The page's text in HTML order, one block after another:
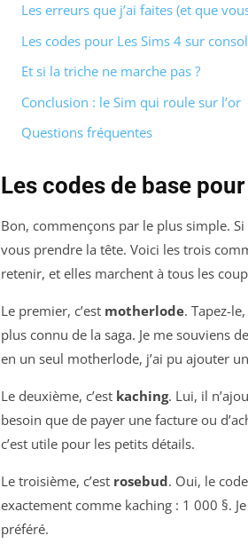
Les erreurs que j’ai faites (et que
Les codes pour Les Sims 4 sur
Et si la triche ne marche pas ?
Conclusion : le Sim qui roule sur l’or
Questions fréquentes
Les codes de base
Bon, commençons par le plus simple.
vous prendre la tête. Voici les trois
retenir, et elles marchent à tous les
Le premier, c’est motherlode. Tapez-
plus connu de la saga. Je me souviens
en un seul motherlode, j’ai pu ajouter
Le deuxième, c’est kaching. Lui, il
besoin que de payer une facture ou
c’est utile pour les petits détails.
Le troisième, c’est rosebud. Oui, le
exactement comme kaching : 1 000 §.
préféré.